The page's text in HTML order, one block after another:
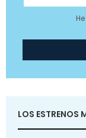
LOS ESTRENOS